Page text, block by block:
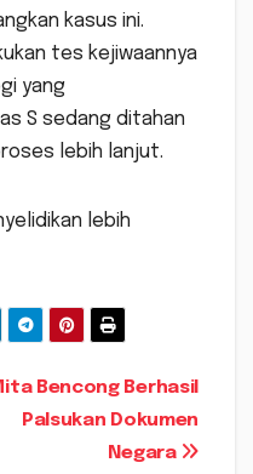
kasus ini.
tes kejiwaannya
yang
S sedang ditahan
lebih lanjut.
lebih
Bencong Berhasil
Palsukan Dokumen
Negara